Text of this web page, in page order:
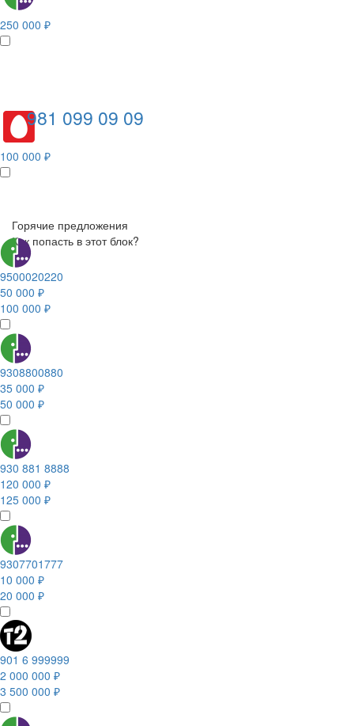
250 000 ₽
981 099 09 09
100 000 ₽
Горячие предложения
Как попасть в этот блок?
9500020220
50 000 ₽
100 000 ₽
9308800880
35 000 ₽
50 000 ₽
930 881 8888
120 000 ₽
125 000 ₽
9307701777
10 000 ₽
20 000 ₽
901 6 999999
2 000 000 ₽
3 500 000 ₽